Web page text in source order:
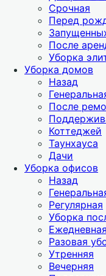
Срочная
Перед
После
Уборка
Уборка домов
Назад
После
Коттеджей
Таунхауса
Дачи
Уборка офисов
Назад
Регулярная
Уборка
Ежедневная
Разовая
Утренняя
Вечерняя